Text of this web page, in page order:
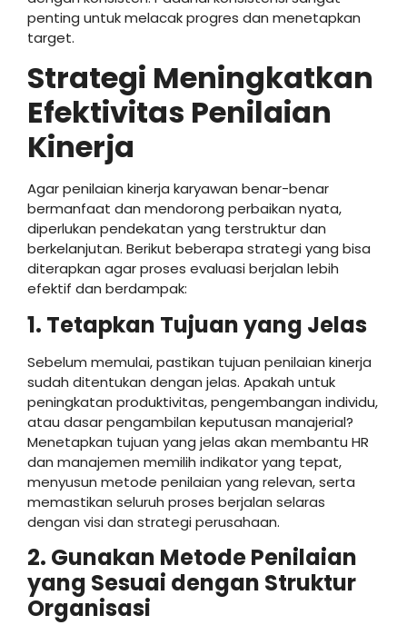
penting untuk melacak progres dan menetapkan
target.
Strategi Meningkatkan
Efektivitas Penilaian
Kinerja
Agar penilaian kinerja karyawan benar-benar
bermanfaat dan mendorong perbaikan nyata,
diperlukan pendekatan yang terstruktur dan
berkelanjutan. Berikut beberapa strategi yang bisa
diterapkan agar proses evaluasi berjalan lebih
efektif dan berdampak:
1. Tetapkan Tujuan yang Jelas
Sebelum memulai, pastikan tujuan penilaian kinerja
sudah ditentukan dengan jelas. Apakah untuk
peningkatan produktivitas, pengembangan individu,
atau dasar pengambilan keputusan manajerial?
Menetapkan tujuan yang jelas akan membantu HR
dan manajemen memilih indikator yang tepat,
menyusun metode penilaian yang relevan, serta
memastikan seluruh proses berjalan selaras
dengan visi dan strategi perusahaan.
2. Gunakan Metode Penilaian
yang Sesuai dengan Struktur
Organisasi